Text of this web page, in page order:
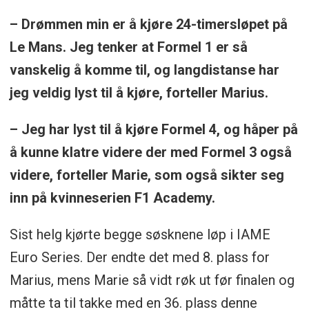
– Drømmen min er å kjøre 24-timersløpet på
Le Mans. Jeg tenker at Formel 1 er så
vanskelig å komme til, og langdistanse har
jeg veldig lyst til å kjøre, forteller Marius.
– Jeg har lyst til å kjøre Formel 4, og håper på
å kunne klatre videre der med Formel 3 også
videre, forteller Marie, som også sikter seg
inn på kvinneserien F1 Academy.
Sist helg kjørte begge søsknene løp i IAME
Euro Series. Der endte det med 8. plass for
Marius, mens Marie så vidt røk ut før finalen og
måtte ta til takke med en 36. plass denne